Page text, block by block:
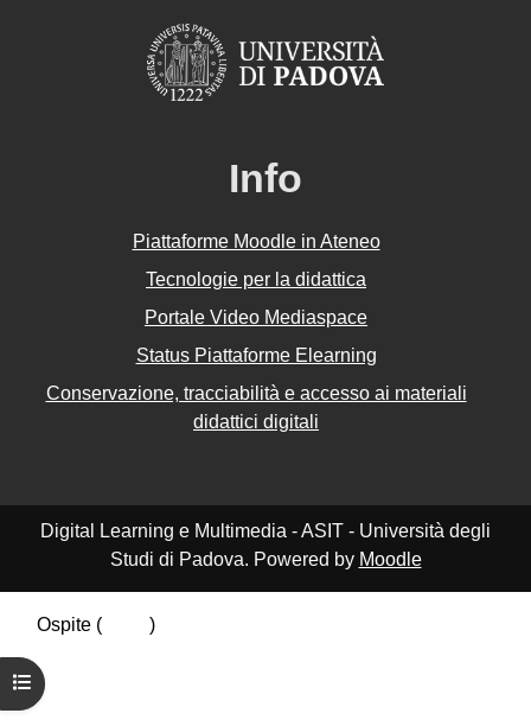
Apri indice del corso
Info
Piattaforme Moodle in Ateneo
Tecnologie per la didattica
Portale Video Mediaspace
Status Piattaforme Elearning
Conservazione, tracciabilità e accesso ai materiali
didattici digitali
Digital Learning e Multimedia - ASIT - Università degli
Studi di Padova. Powered by Moodle
Ospite (
)
Politiche